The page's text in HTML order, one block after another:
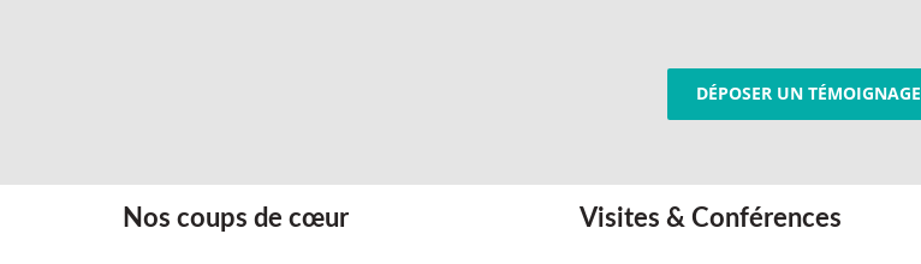
DÉPOSER UN TÉMOIGNAGE
Nos coups de cœur Visites & Conférences